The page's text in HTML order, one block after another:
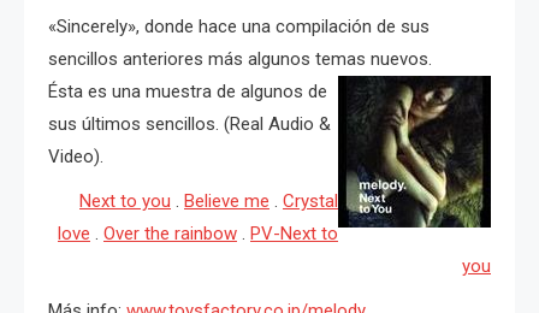
«Sincerely», donde hace una compilación de sus
sencillos anteriores más algunos temas nuevos.
Ésta es una muestra de algunos de
sus últimos sencillos. (Real Audio &
Video).
Next to you . Believe me . Crystal
love . Over the rainbow . PV-Next to
you